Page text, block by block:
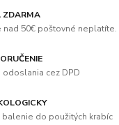
ZDARMA
nad 50€ poštovné neplatíte.
odoslania cez DPD
balenie do použitých krabíc